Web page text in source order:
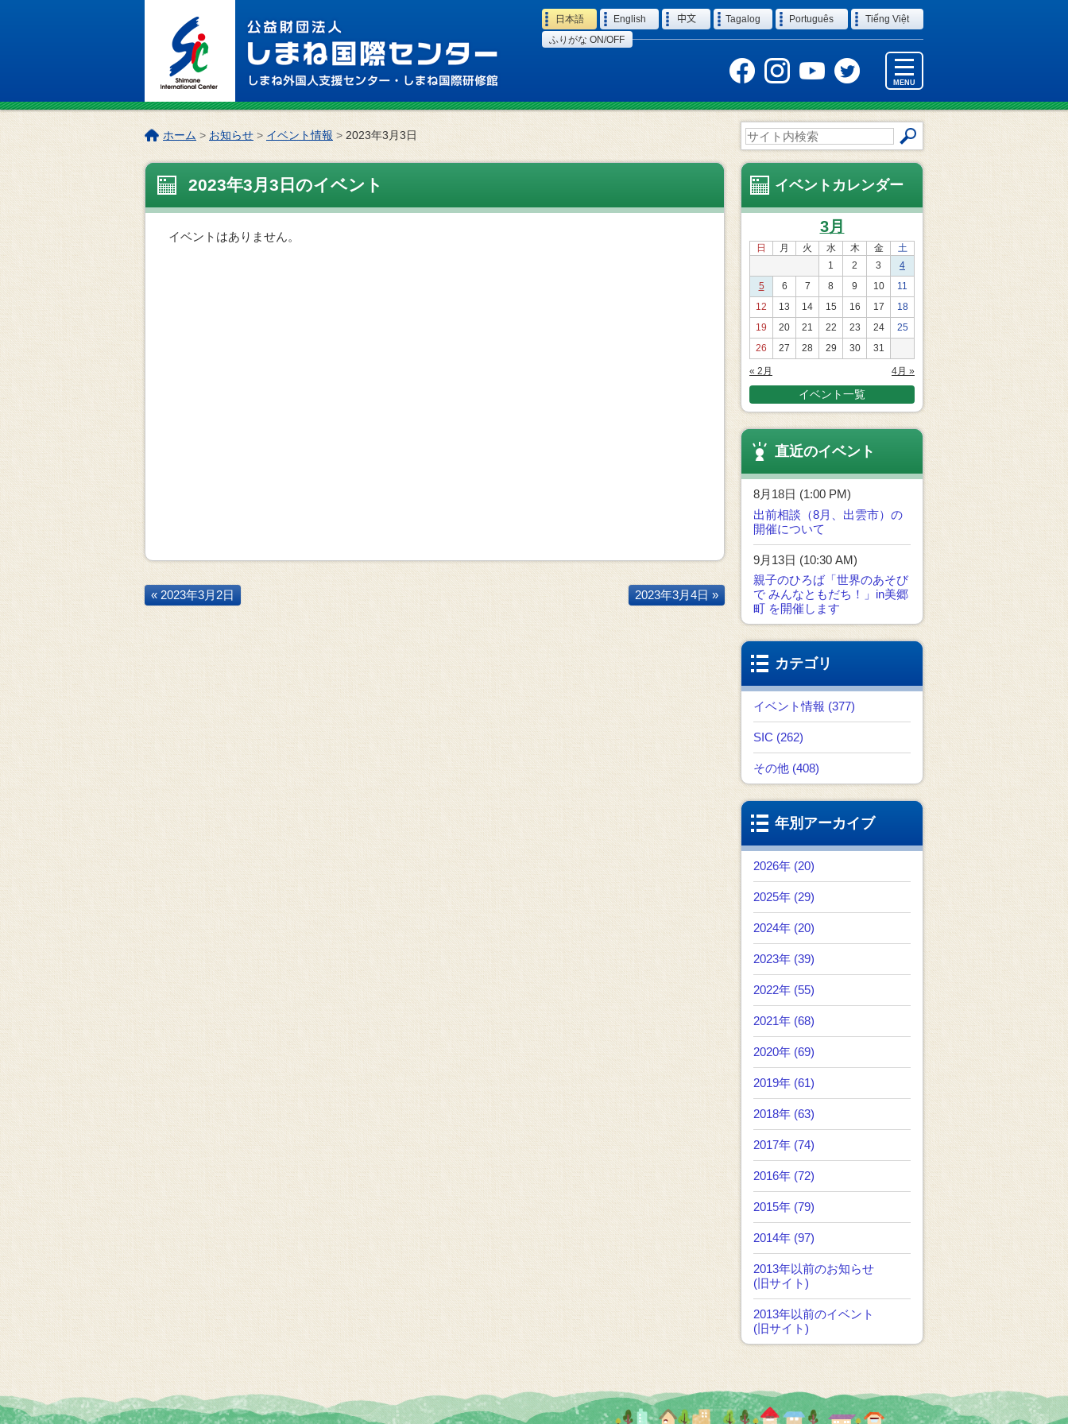
Language
日本語 English 中文 Tagalog Português
Tiếng Việt
ふりがな ON/OFF
MENU
サ
イ
ト
内
こ
ペ
ホーム > お知らせ > イベント情報 > 2023年3月3日
2023年3月3日のイベント
イベントはありません。
« 2023年3月2日 2023年3月4日 »
イベントカレンダー
3月
日 月 火 水 木 金
土
1
2 3
4
5
6 7 8 9 10
11
12
13 14 15 16 17
18
19
20 21 22 23 24
25
26
27 28 29 30 31
« 2月 4月 »
イベント一覧
直近のイベント
8月18日 (1:00 PM)
出前相談（8月、出雲市）の
開催について
9月13日 (10:30 AM)
親子のひろば「世界のあそび
で みんなともだち！」in美郷
町 を開催します
カテゴリ
イベント情報 (377)
SIC (262)
その他 (408)
年別アーカイブ
2026年 (20)
2025年 (29)
2024年 (20)
2023年 (39)
2022年 (55)
2021年 (68)
2020年 (69)
2019年 (61)
2018年 (63)
2017年 (74)
2016年 (72)
2015年 (79)
2014年 (97)
2013年以前のお知らせ
(旧サイト)
2013年以前のイベント
(旧サイト)